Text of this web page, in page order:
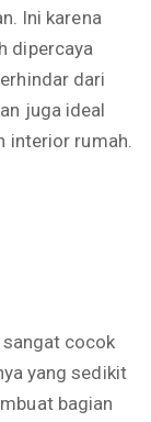
Ini karena
dipercaya
dari
juga ideal
interior rumah.
cocok
yang sedikit
bagian